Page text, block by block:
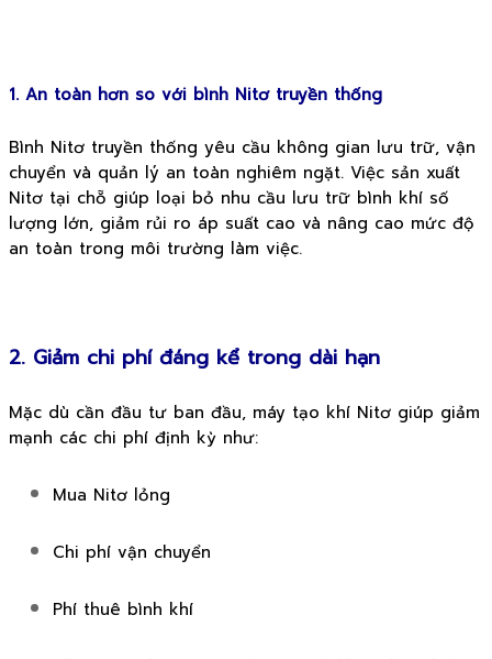
1. An toàn hơn so với bình Nitơ truyền thống
Bình Nitơ truyền thống yêu cầu không gian lưu trữ, vận
chuyển và quản lý an toàn nghiêm ngặt. Việc sản xuất
Nitơ tại chỗ giúp loại bỏ nhu cầu lưu trữ bình khí số
lượng lớn, giảm rủi ro áp suất cao và nâng cao mức độ
an toàn trong môi trường làm việc.
2. Giảm chi phí đáng kể trong dài hạn
Mặc dù cần đầu tư ban đầu, máy tạo khí Nitơ giúp giảm
mạnh các chi phí định kỳ như:
Mua Nitơ lỏng
Chi phí vận chuyển
Phí thuê bình khí